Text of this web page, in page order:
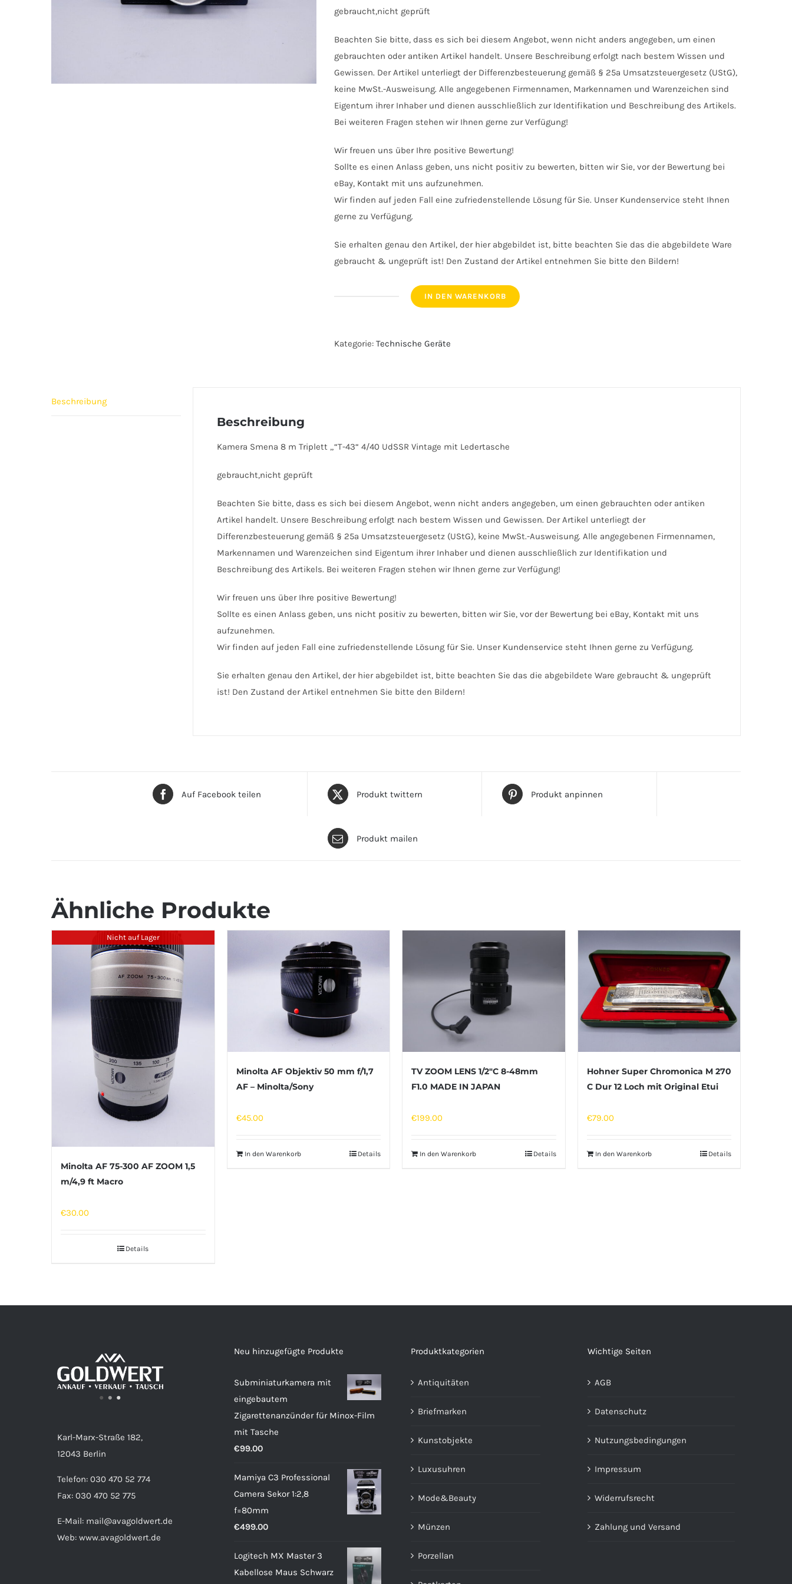
gebraucht,nicht geprüft
Beachten Sie bitte, dass es sich bei diesem Angebot, wenn nicht anders angegeben, um einen
gebrauchten oder antiken Artikel handelt. Unsere Beschreibung erfolgt nach bestem Wissen und
Gewissen. Der Artikel unterliegt der Differenzbesteuerung gemäß § 25a Umsatzsteuergesetz (UStG),
keine MwSt.-Ausweisung. Alle angegebenen Firmennamen, Markennamen und Warenzeichen sind
Eigentum ihrer Inhaber und dienen ausschließlich zur Identifikation und Beschreibung des Artikels.
Bei weiteren Fragen stehen wir Ihnen gerne zur Verfügung!
Wir freuen uns über Ihre positive Bewertung!
Sollte es einen Anlass geben, uns nicht positiv zu bewerten, bitten wir Sie, vor der Bewertung bei
eBay, Kontakt mit uns aufzunehmen.
Wir finden auf jeden Fall eine zufriedenstellende Lösung für Sie. Unser Kundenservice steht Ihnen
gerne zu Verfügung.
Sie erhalten genau den Artikel, der hier abgebildet ist, bitte beachten Sie das die abgebildete Ware
gebraucht & ungeprüft ist! Den Zustand der Artikel entnehmen Sie bitte den Bildern!
Vintage
Menge
IN DEN WARENKORB
Kategorie: Technische Geräte
Beschreibung
Beschreibung
Kamera Smena 8 m Triplett „“T-43“ 4/40 UdSSR Vintage mit Ledertasche
gebraucht,nicht geprüft
Beachten Sie bitte, dass es sich bei diesem Angebot, wenn nicht anders angegeben, um einen gebrauchten oder antiken
Artikel handelt. Unsere Beschreibung erfolgt nach bestem Wissen und Gewissen. Der Artikel unterliegt der
Differenzbesteuerung gemäß § 25a Umsatzsteuergesetz (UStG), keine MwSt.-Ausweisung. Alle angegebenen Firmennamen,
Markennamen und Warenzeichen sind Eigentum ihrer Inhaber und dienen ausschließlich zur Identifikation und
Beschreibung des Artikels. Bei weiteren Fragen stehen wir Ihnen gerne zur Verfügung!
Wir freuen uns über Ihre positive Bewertung!
Sollte es einen Anlass geben, uns nicht positiv zu bewerten, bitten wir Sie, vor der Bewertung bei eBay, Kontakt mit uns
aufzunehmen.
Wir finden auf jeden Fall eine zufriedenstellende Lösung für Sie. Unser Kundenservice steht Ihnen gerne zu Verfügung.
Sie erhalten genau den Artikel, der hier abgebildet ist, bitte beachten Sie das die abgebildete Ware gebraucht & ungeprüft
ist! Den Zustand der Artikel entnehmen Sie bitte den Bildern!
Auf Facebook teilen Produkt twittern Produkt anpinnen
Produkt mailen
Ähnliche Produkte
Nicht auf Lager
Minolta AF 75-300 AF ZOOM 1,5
m/4,9 ft Macro
€30.00
Details
Minolta AF Objektiv 50 mm f/1,7
AF – Minolta/Sony
€45.00
In den Warenkorb Details
TV ZOOM LENS 1/2″C 8-48mm
F1.0 MADE IN JAPAN
€199.00
In den Warenkorb Details
Hohner Super Chromonica M 270
C Dur 12 Loch mit Original Etui
€79.00
In den Warenkorb Details
Karl-Marx-Straße 182,
12043 Berlin
Telefon: 030 470 52 774
Fax: 030 470 52 775
E-Mail: mail@avagoldwert.de
Web: www.avagoldwert.de
Neu hinzugefügte Produkte
Subminiaturkamera mit
eingebautem
Zigarettenanzünder für Minox-Film
mit Tasche
€99.00
Mamiya C3 Professional
Camera Sekor 1:2,8
f=80mm
€499.00
Logitech MX Master 3
Kabellose Maus Schwarz
Produktkategorien
Antiquitäten
Briefmarken
Kunstobjekte
Luxusuhren
Mode&Beauty
Münzen
Porzellan
Wichtige Seiten
AGB
Datenschutz
Nutzungsbedingungen
Impressum
Widerrufsrecht
Zahlung und Versand